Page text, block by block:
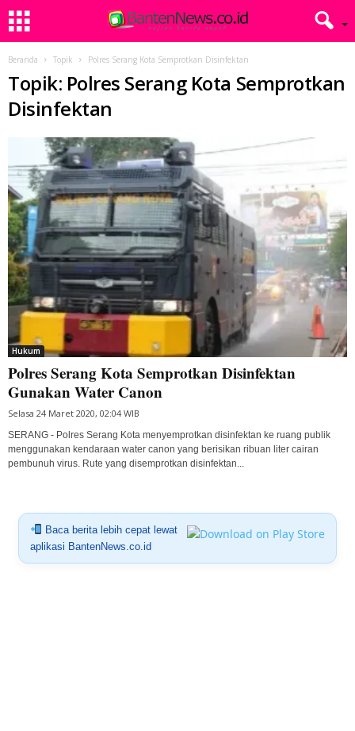
Beranda Topik Polres Serang Kota Semprotkan Disinfektan
Topik: Polres Serang Kota Semprotkan
Disinfektan
Hukum
Polres Serang Kota Semprotkan Disinfektan
Gunakan Water Canon
Selasa 24 Maret 2020, 02:04 WIB
SERANG - Polres Serang Kota menyemprotkan disinfektan ke ruang publik
menggunakan kendaraan water canon yang berisikan ribuan liter cairan
pembunuh virus. Rute yang disemprotkan disinfektan...
Baca berita lebih cepat lewat
aplikasi BantenNews.co.id